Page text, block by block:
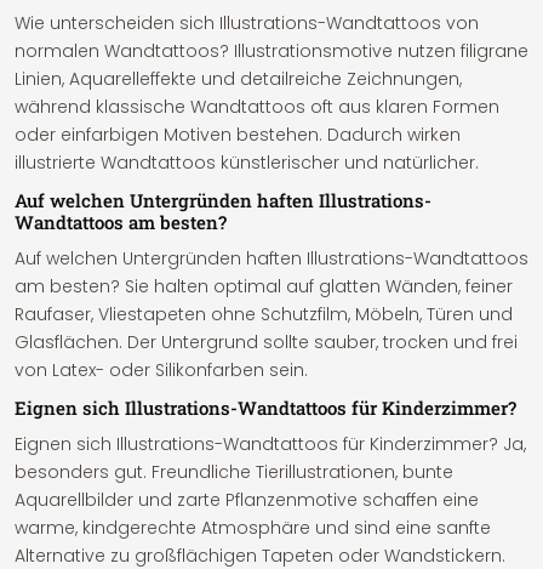
Wie unterscheiden sich Illustrations-Wandtattoos von
normalen Wandtattoos? Illustrationsmotive nutzen filigrane
Linien, Aquarelleffekte und detailreiche Zeichnungen,
während klassische Wandtattoos oft aus klaren Formen
oder einfarbigen Motiven bestehen. Dadurch wirken
illustrierte Wandtattoos künstlerischer und natürlicher.
Auf welchen Untergründen haften Illustrations-
Wandtattoos am besten?
Auf welchen Untergründen haften Illustrations-Wandtattoos
am besten? Sie halten optimal auf glatten Wänden, feiner
Raufaser, Vliestapeten ohne Schutzfilm, Möbeln, Türen und
Glasflächen. Der Untergrund sollte sauber, trocken und frei
von Latex- oder Silikonfarben sein.
Eignen sich Illustrations-Wandtattoos für Kinderzimmer?
Eignen sich Illustrations-Wandtattoos für Kinderzimmer? Ja,
besonders gut. Freundliche Tierillustrationen, bunte
Aquarellbilder und zarte Pflanzenmotive schaffen eine
warme, kindgerechte Atmosphäre und sind eine sanfte
Alternative zu großflächigen Tapeten oder Wandstickern.